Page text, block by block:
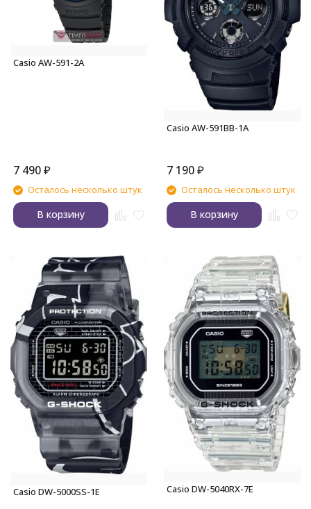
Casio AW-591-2A
7 490₽
Осталось несколько штук
В корзину
Casio AW-591BB-1A
7 190₽
Осталось несколько штук
В корзину
Casio DW-5000SS-1E Casio DW-5040RX-7E